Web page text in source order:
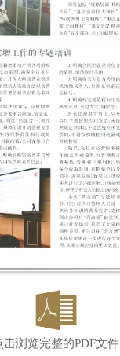
击浏览完整的PDF文件